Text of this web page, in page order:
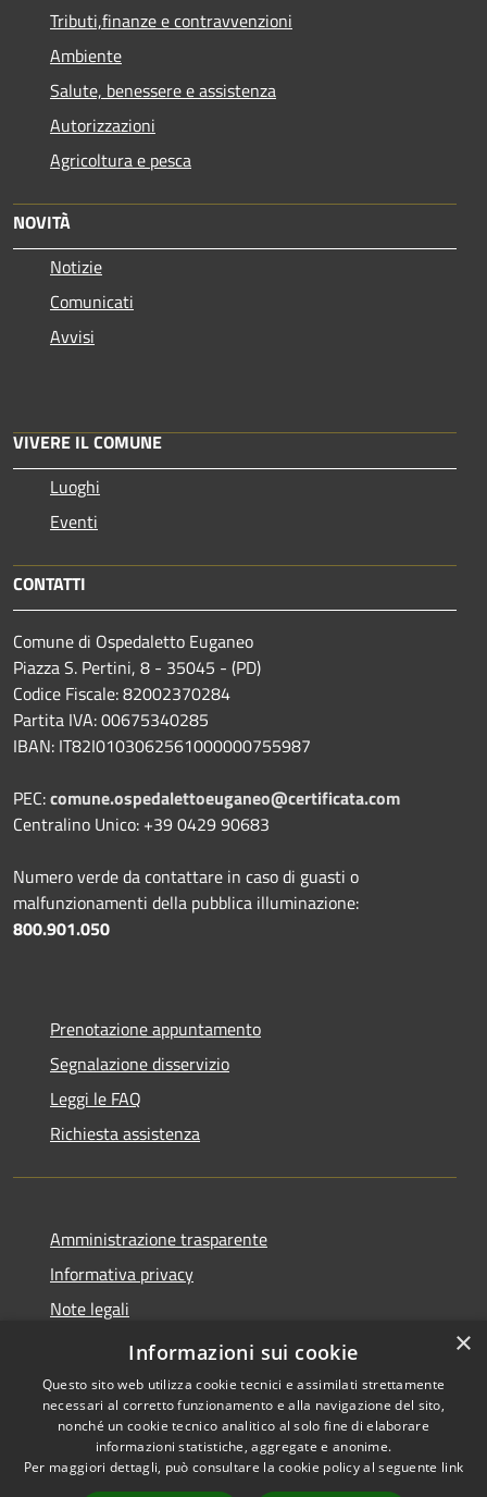
Tributi,finanze e contravvenzioni
Ambiente
Salute, benessere e assistenza
Autorizzazioni
Agricoltura e pesca
NOVITÀ
Notizie
Comunicati
Avvisi
VIVERE IL COMUNE
Luoghi
Eventi
CONTATTI
Comune di Ospedaletto Euganeo
Piazza S. Pertini, 8 - 35045 - (PD)
Codice Fiscale: 82002370284
Partita IVA: 00675340285
IBAN: IT82I0103062561000000755987
PEC:comune.ospedalettoeuganeo@certificata.com
Centralino Unico: +39 0429 90683
Numero verde da contattare in caso di guasti o
malfunzionamenti della pubblica illuminazione:
800.901.050
Prenotazione appuntamento
Segnalazione disservizio
Leggi le FAQ
Richiesta assistenza
Amministrazione trasparente
Informativa privacy
Note legali
Dichiarazione di accessibilità
Accessibilità
Copyright © 2026 • Comune di
Ospedaletto Euganeo •
×
Informazioni sui cookie
Questo sito web utilizza cookie tecnici e assimilati strettamente
necessari al corretto funzionamento e alla navigazione del sito,
nonché un cookie tecnico analitico al solo fine di elaborare
informazioni statistiche, aggregate e anonime.
Per maggiori dettagli, può consultare la cookie policy al seguente link